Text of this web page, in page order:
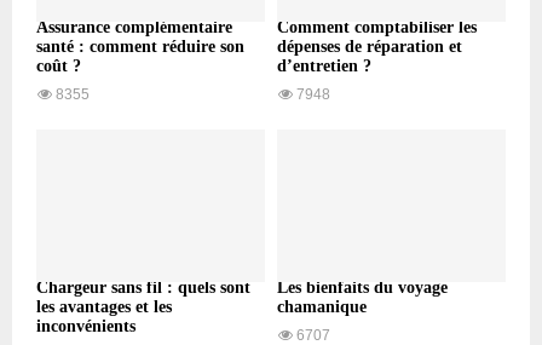
Assurance complémentaire
santé : comment réduire son
coût ?
8355
Comment comptabiliser les
dépenses de réparation et
d’entretien ?
7948
Chargeur sans fil : quels sont
les avantages et les
inconvénients
Les bienfaits du voyage
chamanique
6707